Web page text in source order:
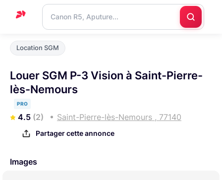
Accueil
Blog
Nous
Location SGM
Louer SGM P-3 Vision à Saint-Pierre-
lès-Nemours
PRO
4.5 (2) Saint-Pierre-lès-Nemours , 77140
Partager cette annonce
Images